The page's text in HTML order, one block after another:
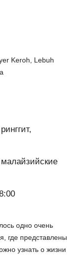
Keroh, Lebuh
одно очень
где представлены
узнать о жизни